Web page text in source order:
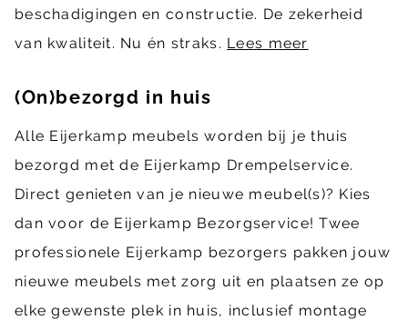
beschadigingen en constructie. De zekerheid
van kwaliteit. Nu én straks. Lees meer
(On)bezorgd in huis
Alle Eijerkamp meubels worden bij je thuis
bezorgd met de Eijerkamp Drempelservice.
Direct genieten van je nieuwe meubel(s)? Kies
dan voor de Eijerkamp Bezorgservice! Twee
professionele Eijerkamp bezorgers pakken jouw
nieuwe meubels met zorg uit en plaatsen ze op
elke gewenste plek in huis, inclusief montage